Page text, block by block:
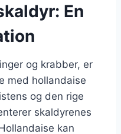
En
og krabber, er
med hollandaise
og den rige
skaldyrenes
kan